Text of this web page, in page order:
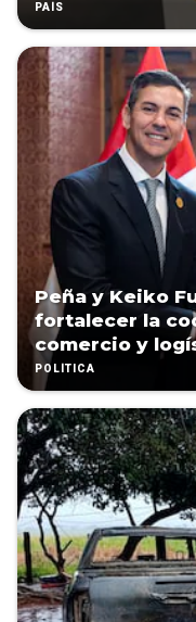
PAÍS
Peña y Keiko
fortalecer la
comercio y
POLÍTICA